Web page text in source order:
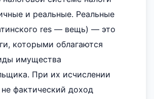
и реальные. Реальные
res — вещь) — это
которыми облагаются
имущества
При их исчислении
фактический доход